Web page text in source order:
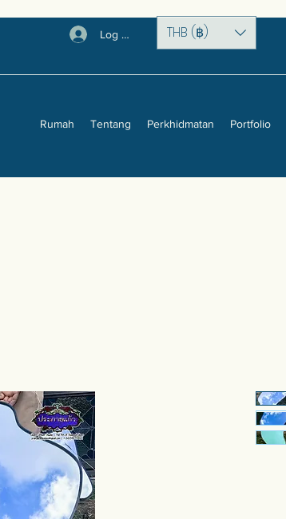
Log Masuk THB (฿)
Rumah Tentang Perkhidmatan Portfolio